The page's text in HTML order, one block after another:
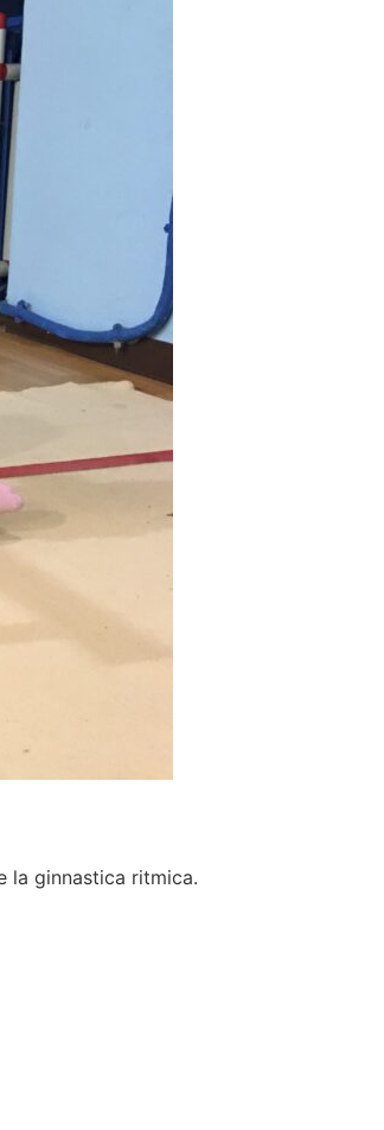
la ginnastica ritmica.